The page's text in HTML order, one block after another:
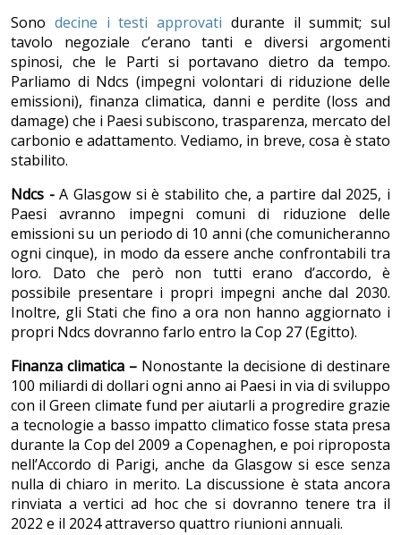
Sono decine i testi approvati durante il summit; sul
tavolo negoziale c’erano tanti e diversi argomenti
spinosi, che le Parti si portavano dietro da tempo.
Parliamo di Ndcs (impegni volontari di riduzione delle
emissioni), finanza climatica, danni e perdite (loss and
damage) che i Paesi subiscono, trasparenza, mercato del
carbonio e adattamento. Vediamo, in breve, cosa è stato
stabilito.
Ndcs -A Glasgow si è stabilito che, a partire dal 2025, i
Paesi avranno impegni comuni di riduzione delle
emissioni su un periodo di 10 anni (che comunicheranno
ogni cinque), in modo da essere anche confrontabili tra
loro. Dato che però non tutti erano d’accordo, è
possibile presentare i propri impegni anche dal 2030.
Inoltre, gli Stati che fino a ora non hanno aggiornato i
propri Ndcs dovranno farlo entro la Cop 27 (Egitto).
Finanza climatica – Nonostante la decisione di destinare
100 miliardi di dollari ogni anno ai Paesi in via di sviluppo
con il Green climate fund per aiutarli a progredire grazie
a tecnologie a basso impatto climatico fosse stata presa
durante la Cop del 2009 a Copenaghen, e poi riproposta
nell’Accordo di Parigi, anche da Glasgow si esce senza
nulla di chiaro in merito. La discussione è stata ancora
rinviata a vertici ad hoc che si dovranno tenere tra il
2022 e il 2024 attraverso quattro riunioni annuali.